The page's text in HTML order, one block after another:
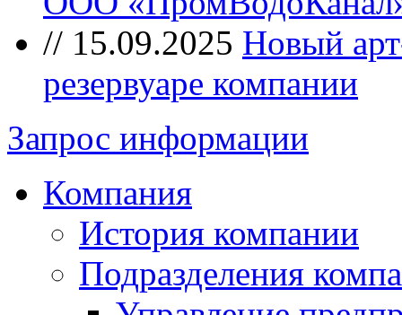
// 15.09.2025 Новый
резервуаре компании
Запрос информации
Компания
История компании
Подразделения